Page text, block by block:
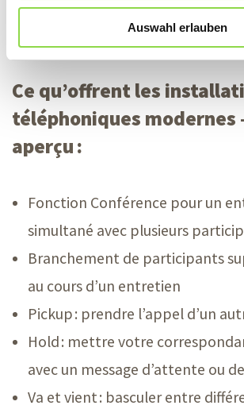
Auswahl erlauben
téléphonent beaucoup sont les
Ce qu’offrent les
téléphoniques modernes
aperçu :
Fonction Conférence pour un
simultané avec plusieurs
Branchement de participants
au cours d’un entretien
Pickup : prendre l’appel d’un
Hold : mettre votre
avec un message d’attente ou
Va et vient : basculer entre